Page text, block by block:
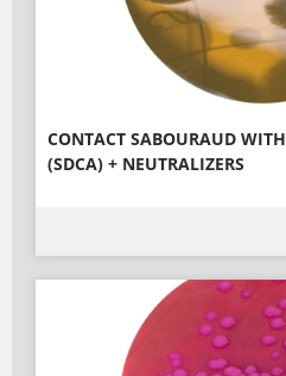
CONTACT SABOURAUD
(SDCA) + NEUTRALIZERS